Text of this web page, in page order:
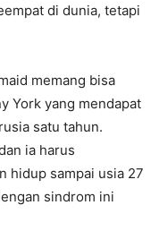
di dunia, tetapi
memang bisa
York yang mendapat
satu tahun.
ia harus
hidup sampai usia 27
sindrom ini